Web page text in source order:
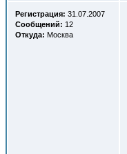
Регистрация: 31.07.2007
Сообщений: 12
Откуда: Москва